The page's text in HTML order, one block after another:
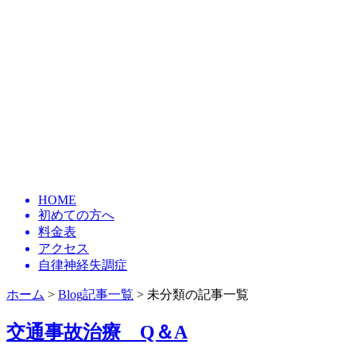
HOME
初めての方へ
料金表
アクセス
自律神経失調症
ホーム > Blog記事一覧 > 未分類の記事一覧
交通事故治療 Q＆A